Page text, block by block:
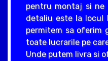
pentru montaj si ne
detaliu este la locul
permitem sa oferim
toate lucrarile pe
Unde putem livra si